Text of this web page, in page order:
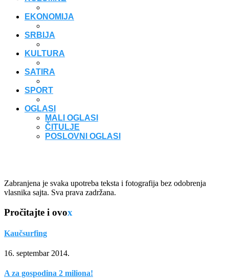
EKONOMIJA
SRBIJA
KULTURA
SATIRA
SPORT
OGLASI
MALI OGLASI
ČITULJE
POSLOVNI OGLASI
Zabranjena je svaka upotreba teksta i fotografija bez odobrenja
vlasnika sajta. Sva prava zadržana.
Pročitajte i ovox
Kaučsurfing
16. septembar 2014.
A za gospodina 2 miliona!